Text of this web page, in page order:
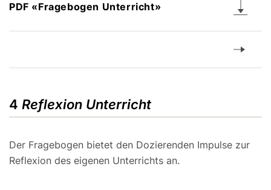
PDF «Fragebogen Unterricht»
4 Reflexion Unterricht
Der Fragebogen bietet den Dozierenden Impulse zur
Reflexion des eigenen Unterrichts an.